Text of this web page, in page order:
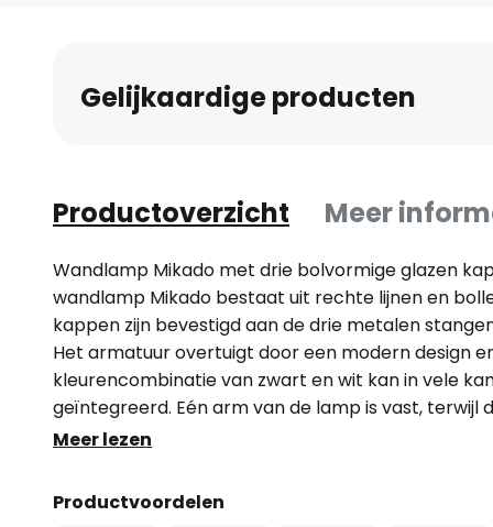
vanGelijkaardige producten
Productoverzicht Meer
Wandlamp Mikado met drie bolvormige glazen
wandlamp Mikado bestaat uit rechte lijnen en
kappen zijn bevestigd aan de drie metalen
Het armatuur overtuigt door een modern design
kleurencombinatie van zwart en wit kan in vele
geïntegreerd. Eén arm van de lamp is vast, terwijl
de gewenste positie kunnen worden gebracht en
gekenmerkt door ongewoon fris design en de
Meer lezen
Productvoordelen